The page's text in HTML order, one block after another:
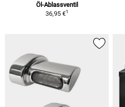
Öl-Ablassventil
36,95 €1